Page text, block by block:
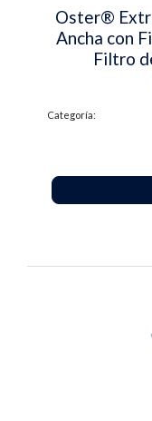
Oster®
Ancha con
Filtro
Categoría: